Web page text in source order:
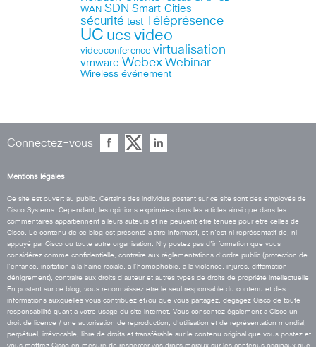
WAN SDN Smart Cities
sécurité test Téléprésence
UC ucs video
videoconference virtualisation
vmware Webex Webinar
Wireless événement
Connectez-vous
Mentions légales
Ce site est ouvert au public. Certains des individus postant sur ce site sont des employés de
Cisco Systems. Cependant, les opinions exprimées dans les articles ainsi que dans les
commentaires appartiennent a leurs auteurs et ne peuvent etre tenues pour etre celles de
Cisco. Le contenu de ce blog est présenté a titre informatif, et n’est ni représentatif de, ni
appuyé par Cisco ou toute autre organisation. N’y postez pas d’information que vous
considérez comme confidentielle, contraire aux réglementations d’ordre public (protection de
l’enfance, incitation a la haine raciale, a l’homophobie, a la violence, injures, diffamation,
dénigrement), contraire aux droits d’auteur et autres types de droits de propriété intellectuelle.
En postant sur ce blog, vous reconnaissez etre le seul responsable du contenu et des
informations auxquelles vous contribuez et/ou que vous partagez, dégagez Cisco de toute
responsabilité quant a votre usage du site internet. Vous consentez également a Cisco un
droit de licence / une autorisation de reproduction, d’utilisation et de représentation mondial,
perpétuel, irrévocable, libre de droits et transférable sur le contenu original que vous postez et
vous mettrez Cisco en mesure de respecter vos droits moraux sur les contenus originaux que